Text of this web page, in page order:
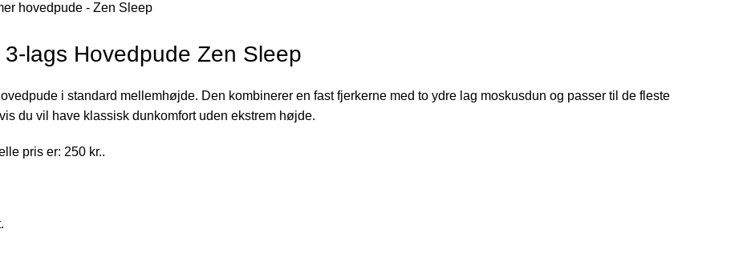
lags Hovedpude Zen Sleep
i standard mellemhøjde. Den kombinerer en fast fjerkerne med to ydre lag moskusdun og passer til de fleste
du vil have klassisk dunkomfort uden ekstrem højde.
pris er: 250 kr..